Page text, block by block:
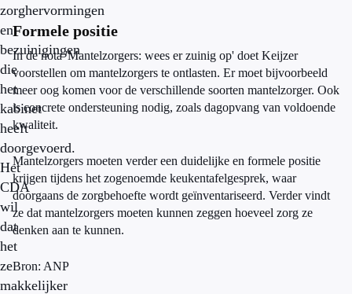
zorghervormingen
en
bezuinigingen
die
het
kabinet
heeft
doorgevoerd.
Het
CDA
wil
dat
het
ze
makkelijker
Formele positie
In de nota 'Mantelzorgers: wees er zuinig op' doet Keijzer
voorstellen om mantelzorgers te ontlasten. Er moet bijvoorbeeld
meer oog komen voor de verschillende soorten mantelzorger. Ook
is concrete ondersteuning nodig, zoals dagopvang van voldoende
kwaliteit.
Mantelzorgers moeten verder een duidelijke en formele positie
krijgen tijdens het zogenoemde keukentafelgesprek, waar
doorgaans de zorgbehoefte wordt geïnventariseerd. Verder vindt
ze dat mantelzorgers moeten kunnen zeggen hoeveel zorg ze
denken aan te kunnen.
Bron: ANP